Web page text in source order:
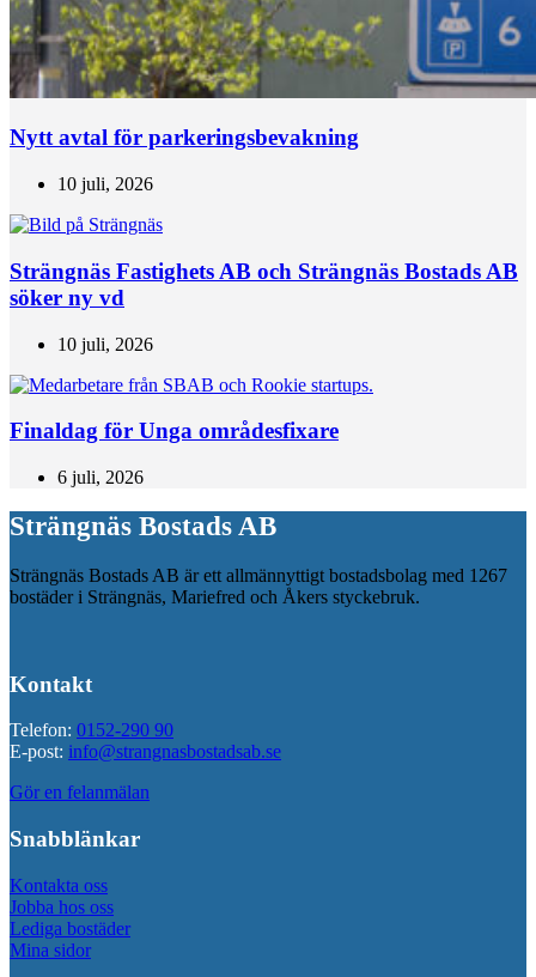
Nytt avtal för parkeringsbevakning
10 juli, 2026
Strängnäs Fastighets AB och Strängnäs Bostads AB
söker ny vd
10 juli, 2026
Finaldag för Unga områdesfixare
6 juli, 2026
Strängnäs Bostads AB
Strängnäs Bostads AB är ett allmännyttigt bostadsbolag med 1267
bostäder i Strängnäs, Mariefred och Åkers styckebruk.
Kontakt
Telefon: 0152-290 90
E-post: info@strangnasbostadsab.se
Gör en felanmälan
Snabblänkar
Kontakta oss
Jobba hos oss
Lediga bostäder
Mina sidor